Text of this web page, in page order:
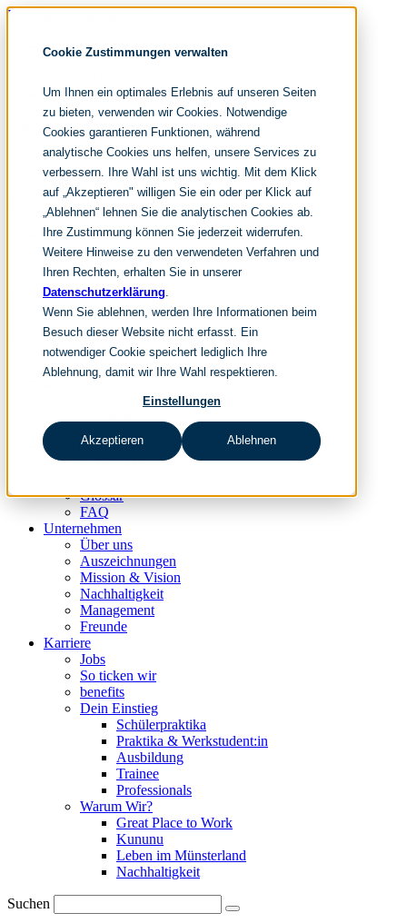
Cookie Zustimmungen verwalten
Um Ihnen ein optimales Erlebnis auf unseren Seiten
zu bieten, verwenden wir Cookies. Notwendige
Cookies garantieren Funktionen, während
analytische Cookies uns helfen, unsere Services zu
verbessern. Ihre Wahl ist uns wichtig. Mit dem Klick
auf „Akzeptieren" willigen Sie ein oder per Klick auf
„Ablehnen“ lehnen Sie die analytischen Cookies ab.
Ihre Zustimmung können Sie jederzeit widerrufen.
Weitere Hinweise zu den verwendeten Verfahren und
Ihren Rechten, erhalten Sie in unserer
Datenschutzerklärung.
Wenn Sie ablehnen, werden Ihre Informationen beim
Besuch dieser Website nicht erfasst. Ein
notwendiger Cookie speichert lediglich Ihre
Ablehnung, damit wir Ihre Wahl respektieren.
Einstellungen
Akzeptieren Ablehnen
Navigation überspringen
noventum
IT & Management Consulting
People & Culture
DE
EN
Navigation überspringen
Home
Archiv
Redaktion
Suchen
hier tippen und enter
Suchen
Navigation überspringen
Home
Leistungen
it & management consulting
people & culture
Wissen & Events
nc360° Magazin
Glossar
FAQ
Unternehmen
Über uns
Auszeichnungen
Mission & Vision
Nachhaltigkeit
Management
Freunde
Karriere
Jobs
So ticken wir
benefits
Dein Einstieg
Schülerpraktika
Praktika & Werkstudent:in
Ausbildung
Trainee
Professionals
Warum Wir?
Great Place to Work
Kununu
Leben im Münsterland
Nachhaltigkeit
Suchen